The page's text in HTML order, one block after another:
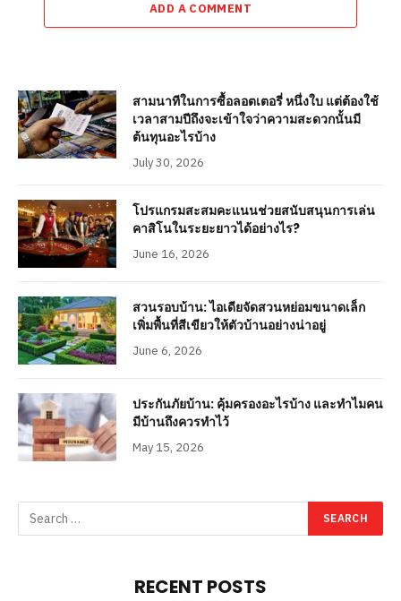
ADD A COMMENT
สามนาทีในการซื้อลอตเตอรี่ หนึ่งใบ แต่ต้องใช้
เวลาสามปีถึงจะเข้าใจว่าความสะดวกนั้นมี
ต้นทุนอะไรบ้าง
July 30, 2026
โปรแกรมสะสมคะแนนช่วยสนับสนุนการเล่น
คาสิโนในระยะยาวได้อย่างไร?
June 16, 2026
สวนรอบบ้าน: ไอเดียจัดสวนหย่อมขนาดเล็ก
เพิ่มพื้นที่สีเขียวให้ตัวบ้านอย่างน่าอยู่
June 6, 2026
ประกันภัยบ้าน: คุ้มครองอะไรบ้าง และทำไมคน
มีบ้านถึงควรทำไว้
May 15, 2026
RECENT POSTS